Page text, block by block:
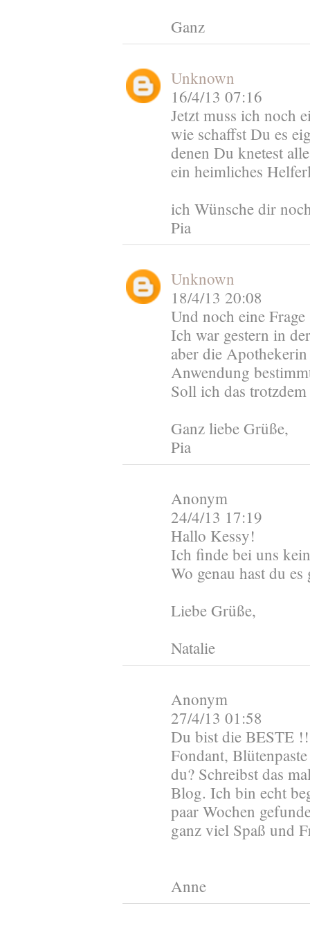
Ganz
Unknown
16/4/13 07:16
Jetzt muss ich noch
wie schaffst Du es
denen Du knetest
ein heimliches
ich Wünsche dir
Pia
Unknown
18/4/13 20:08
Und noch eine
Ich war gestern in
aber die Apothekerin
Anwendung
Soll ich das
Ganz liebe Grüße,
Pia
Anonym
24/4/13 17:19
Hallo Kessy!
Ich finde bei uns
Wo genau hast du es
Liebe Grüße,
Natalie
Anonym
27/4/13 01:58
Du bist die BESTE
Fondant,
du? Schreibst das
Blog. Ich bin echt
paar Wochen
ganz viel Spaß und
Anne